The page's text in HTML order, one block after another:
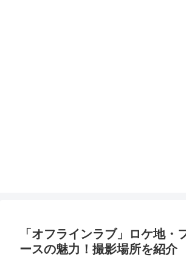
「オフラインラブ」ロケ地・
ースの魅力！撮影場所を紹介